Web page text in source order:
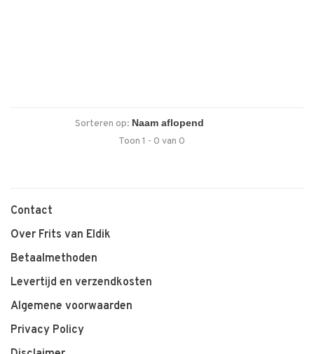
Sorteren op:
Toon 1 - 0 van 0
Contact
Over Frits van Eldik
Betaalmethoden
Levertijd en verzendkosten
Algemene voorwaarden
Privacy Policy